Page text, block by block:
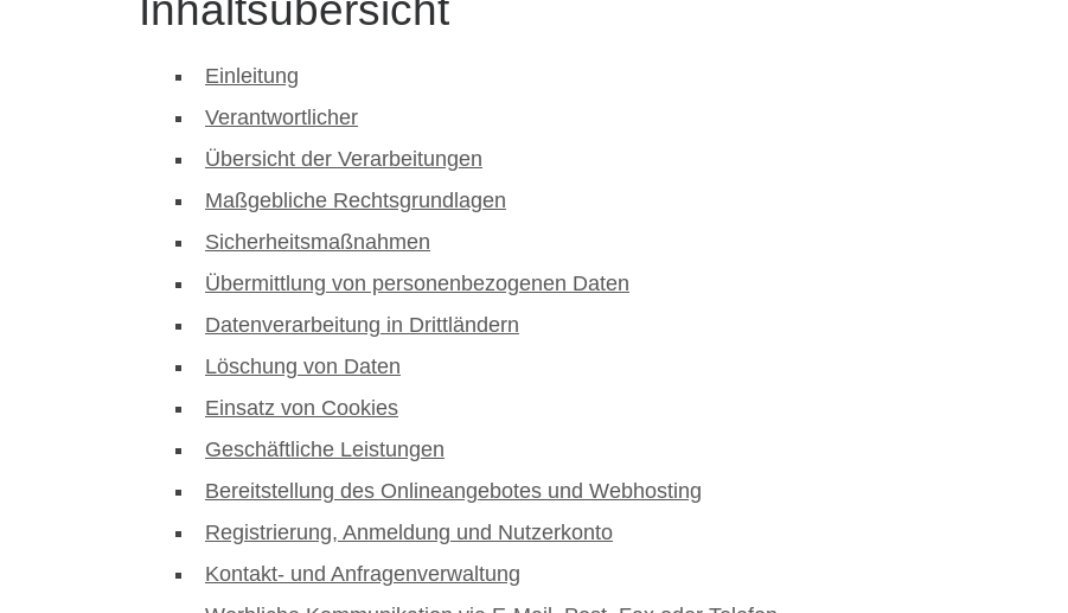
Einleitung
Verantwortlicher
Übersicht der Verarbeitungen
Maßgebliche Rechtsgrundlagen
Sicherheitsmaßnahmen
Übermittlung von personenbezogenen Daten
Datenverarbeitung in Drittländern
Löschung von Daten
Einsatz von Cookies
Geschäftliche Leistungen
Bereitstellung des Onlineangebotes und Webhosting
Registrierung, Anmeldung und Nutzerkonto
Kontakt- und Anfragenverwaltung